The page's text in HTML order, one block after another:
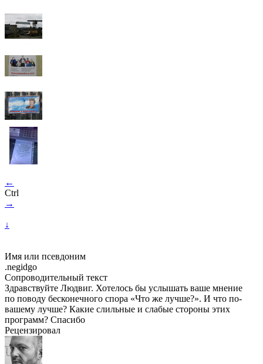
←
Ctrl
→
↓
Имя или псевдоним
.negidgo
Сопроводительный текст
Здравствуйте Людвиг. Хотелось бы услышать ваше мнение
по поводу бесконечного спора «Что же лучше?». И что по-
вашему лучше? Какие слильные и слабые стороны этих
программ? Спасибо
Рецензировал